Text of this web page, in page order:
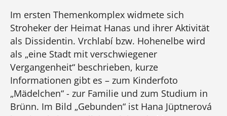
Im ersten Themenkomplex widmete sich
Stroheker der Heimat Hanas und ihrer Aktivität
als Dissidentin. Vrchlabí bzw. Hohenelbe wird
als „eine Stadt mit verschwiegener
Vergangenheit“ beschrieben, kurze
Informationen gibt es – zum Kinderfoto
„Mädelchen“ - zur Familie und zum Studium in
Brünn. Im Bild „Gebunden“ ist Hana Jüptnerová